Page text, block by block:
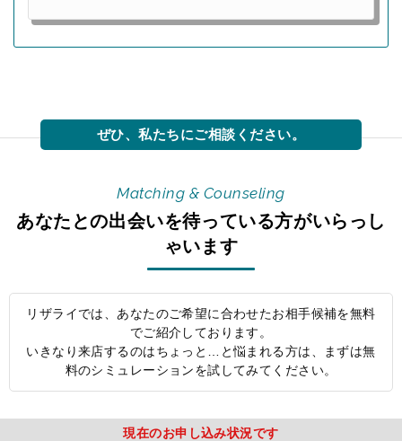
Matching & Counseling
あなたとの出会いを待っている方がいらっし
ゃいます
リザライでは、あなたのご希望に合わせたお相手候補を無料
でご紹介しております。
いきなり来店するのはちょっと…と悩まれる方は、まずは無
料のシミュレーションを試してみてください。
現在のお申し込み状況です